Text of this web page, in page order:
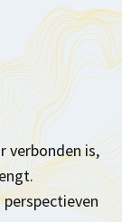
verbonden is,